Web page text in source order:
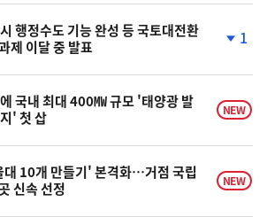
상
행정수도 기능 완성 등 국토대전환
제 이달 중 발표
하
락
1
국내 최대 400㎿ 규모 '태양광 발
' 첫 삽
NEW
대 10개 만들기' 본격화…거점 국립
신속 선정
NEW